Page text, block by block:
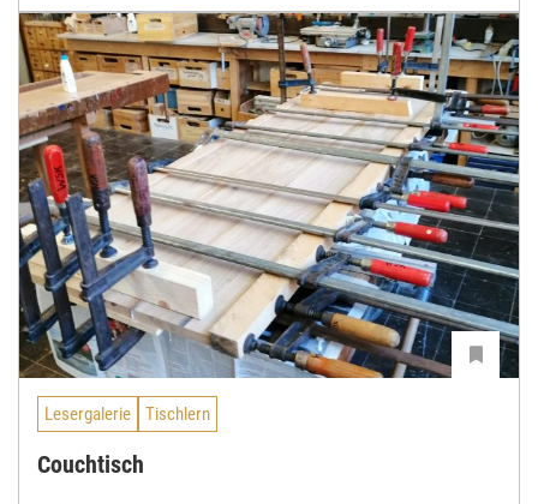
Lesergalerie Tischlern
Couchtisch